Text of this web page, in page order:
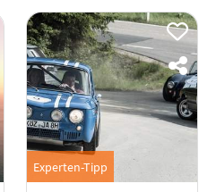
Experten-Tipp